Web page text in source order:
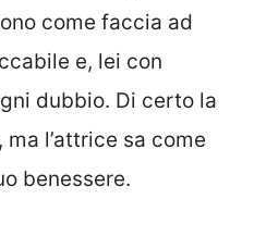
come faccia ad
e, lei con
dubbio. Di certo la
l’attrice sa come
benessere.